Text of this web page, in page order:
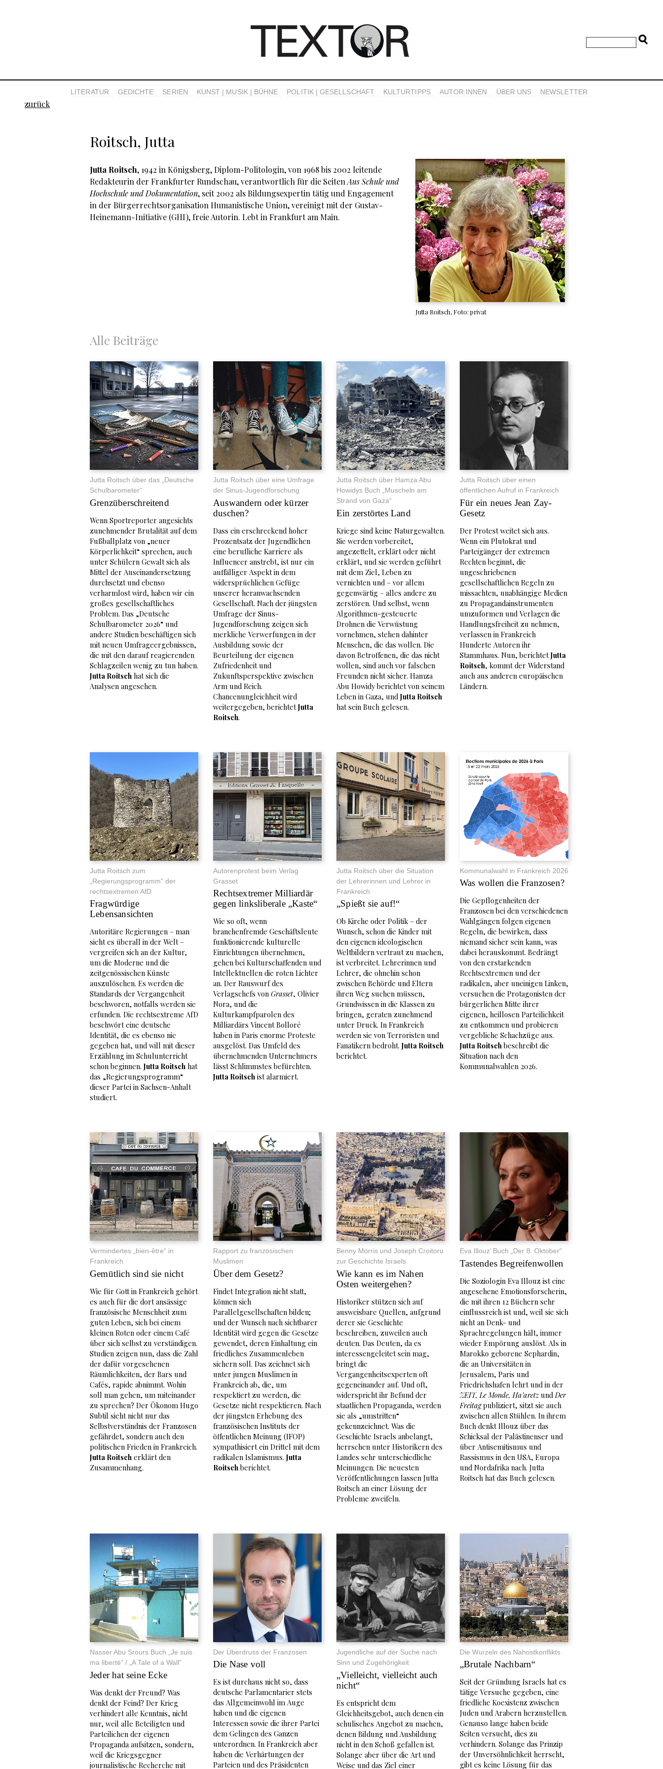
LITERATUR GEDICHTE SERIEN KUNST | MUSIK | BÜHNE POLITIK | GESELLSCHAFT KULTURTIPPS AUTOR:INNEN ÜBER UNS NEWSLETTER
zurück
Roitsch, Jutta
Jutta Roitsch, 1942 in Königsberg, Diplom-Politologin, von 1968 bis 2002 leitende
Redakteurin der Frankfurter Rundschau, verantwortlich für die Seiten Aus Schule und
Hochschule und Dokumentation, seit 2002 als Bildungsexpertin tätig und Engagement
in der Bürgerrechtsorganisation Humanistische Union, vereinigt mit der Gustav-
Heinemann-Initiative (GHI), freie Autorin. Lebt in Frankfurt am Main.
Jutta Roitsch, Foto: privat
Alle Beiträge
Jutta Roitsch über das „Deutsche
Schulbarometer“
Grenzüberschreitend
Wenn Sportreporter angesichts
zunehmender Brutalität auf dem
Fußballplatz von „neuer
Körperlichkeit“ sprechen, auch
unter Schülern Gewalt sich als
Mittel der Auseinandersetzung
durchsetzt und ebenso
verharmlost wird, haben wir ein
großes gesellschaftliches
Problem. Das „Deutsche
Schulbarometer 2026“ und
andere Studien beschäftigen sich
mit neuen Umfrageergebnissen,
die mit den darauf reagierenden
Schlagzeilen wenig zu tun haben.
Jutta Roitsch hat sich die
Analysen angesehen.
Jutta Roitsch über eine Umfrage
der Sinus-Jugendforschung
Auswandern oder kürzer
duschen?
Dass ein erschreckend hoher
Prozentsatz der Jugendlichen
eine berufliche Karriere als
Influencer anstrebt, ist nur ein
auffälliger Aspekt in dem
widersprüchlichen Gefüge
unserer heranwachsenden
Gesellschaft. Nach der jüngsten
Umfrage der Sinus-
Jugendforschung zeigen sich
merkliche Verwerfungen in der
Ausbildung sowie der
Beurteilung der eigenen
Zufriedenheit und
Zukunftsperspektive zwischen
Arm und Reich.
Chancenungleichheit wird
weitergegeben, berichtetJutta
Roitsch.
Jutta Roitsch über Hamza Abu
Howidys Buch „Muscheln am
Strand von Gaza“
Ein zerstörtes Land
Kriege sind keine Naturgewalten.
Sie werden vorbereitet,
angezettelt, erklärt oder nicht
erklärt, und sie werden geführt
mit dem Ziel, Leben zu
vernichten und – vor allem
gegenwärtig – alles andere zu
zerstören. Und selbst, wenn
Algorithmen-gesteuerte
Drohnen die Verwüstung
vornehmen, stehen dahinter
Menschen, die das wollen. Die
davon Betroffenen, die das nicht
wollen, sind auch vor falschen
Freunden nicht sicher. Hamza
Abu Howidy berichtet von seinem
Leben in Gaza, und Jutta Roitsch
hat sein Buch gelesen.
Jutta Roitsch über einen
öffentlichen Aufruf in Frankreich
Für ein neues Jean Zay-
Gesetz
Der Protest weitet sich aus.
Wenn ein Plutokrat und
Parteigänger der extremen
Rechten beginnt, die
ungeschriebenen
gesellschaftlichen Regeln zu
missachten, unabhängige Medien
zu Propagandainstrumenten
umzuformen und Verlagen die
Handlungsfreiheit zu nehmen,
verlassen in Frankreich
Hunderte Autoren ihr
Stammhaus. Nun, berichtetJutta
Roitsch, kommt der Widerstand
auch aus anderen europäischen
Ländern.
Jutta Roitsch zum
„Regierungsprogramm“ der
rechtsextremen AfD
Fragwürdige
Lebensansichten
Autoritäre Regierungen – man
sieht es überall in der Welt –
vergreifen sich an der Kultur,
um die Moderne und die
zeitgenössischen Künste
auszulöschen. Es werden die
Standards der Vergangenheit
beschworen, notfalls werden sie
erfunden. Die rechtsextreme AfD
beschwört eine deutsche
Identität, die es ebenso nie
gegeben hat, und will mit dieser
Erzählung im Schulunterricht
schon beginnen. Jutta Roitsch hat
das „Regierungsprogramm“
dieser Partei in Sachsen-Anhalt
studiert.
Autorenprotest beim Verlag
Grasset
Rechtsextremer Milliardär
gegen linksliberale „Kaste“
Wie so oft, wenn
branchenfremde Geschäftsleute
funktionierende kulturelle
Einrichtungen übernehmen,
gehen bei Kulturschaffenden und
Intellektuellen die roten Lichter
an. Der Rauswurf des
Verlagschefs von Grasset, Olivier
Nora, und die
Kulturkampfparolen des
Milliardärs Vincent Bolloré
haben in Paris enorme Proteste
ausgelöst. Das Umfeld des
übernehmenden Unternehmers
lässt Schlimmstes befürchten.
Jutta Roitsch ist alarmiert.
Jutta Roitsch über die Situation
der Lehrerinnen und Lehrer in
Frankreich
„Spießt sie auf!“
Ob Kirche oder Politik – der
Wunsch, schon die Kinder mit
den eigenen ideologischen
Weltbildern vertraut zu machen,
ist verbreitet. Lehrerinnen und
Lehrer, die ohnehin schon
zwischen Behörde und Eltern
ihren Weg suchen müssen,
Grundwissen in die Klassen zu
bringen, geraten zunehmend
unter Druck. In Frankreich
werden sie von Terroristen und
Fanatikern bedroht. Jutta Roitsch
berichtet.
Kommunalwahl in Frankreich 2026
Was wollen die Franzosen?
Die Gepflogenheiten der
Franzosen bei den verschiedenen
Wahlgängen folgen eigenen
Regeln, die bewirken, dass
niemand sicher sein kann, was
dabei herauskommt. Bedrängt
von den erstarkenden
Rechtsextremen und der
radikalen, aber uneinigen Linken,
versuchen die Protagonisten der
bürgerlichen Mitte ihrer
eigenen, heillosen Parteilichkeit
zu entkommen und probieren
vergebliche Schachzüge aus.
Jutta Roitschbeschreibt die
Situation nach den
Kommunalwahlen 2026.
Vermindertes „bien-être“ in
Frankreich
Gemütlich sind sie nicht
Wie für Gott in Frankreich gehört
es auch für die dort ansässige
französische Menschheit zum
guten Leben, sich bei einem
kleinen Roten oder einem Café
über sich selbst zu verständigen.
Studien zeigen nun, dass die Zahl
der dafür vorgesehenen
Räumlichkeiten, der Bars und
Cafés, rapide abnimmt. Wohin
soll man gehen, um miteinander
zu sprechen? Der Ökonom Hugo
Subtil sieht nicht nur das
Selbstverständnis der Franzosen
gefährdet, sondern auch den
politischen Frieden in Frankreich.
Jutta Roitsch erklärt den
Zusammenhang.
Rapport zu französischen
Muslimen
Über dem Gesetz?
Findet Integration nicht statt,
können sich
Parallelgesellschaften bilden;
und der Wunsch nach sichtbarer
Identität wird gegen die Gesetze
gewendet, deren Einhaltung ein
friedliches Zusammenleben
sichern soll. Das zeichnet sich
unter jungen Muslimen in
Frankreich ab, die, um
respektiert zu werden, die
Gesetze nicht respektieren. Nach
der jüngsten Erhebung des
französischen Instituts der
öffentlichen Meinung (IFOP)
sympathisiert ein Drittel mit dem
radikalen Islamismus. Jutta
Roitschberichtet.
Benny Morris und Joseph Croitoru
zur Geschichte Israels
Wie kann es im Nahen
Osten weitergehen?
Historiker stützen sich auf
ausweisbare Quellen, aufgrund
derer sie Geschichte
beschreiben, zuweilen auch
deuten. Das Deuten, da es
interessengeleitet sein mag,
bringt die
Vergangenheitsexperten oft
gegeneinander auf. Und oft,
widerspricht ihr Befund der
staatlichen Propaganda, werden
sie als „umstritten“
gekennzeichnet. Was die
Geschichte Israels anbelangt,
herrschen unter Historikern des
Landes sehr unterschiedliche
Meinungen. Die neuesten
Veröffentlichungen lassen Jutta
Roitsch an einer Lösung der
Probleme zweifeln.
Eva Illouz’ Buch „Der 8. Oktober“
Tastendes Begreifenwollen
Die Soziologin Eva Illouz ist eine
angesehene Emotionsforscherin,
die mit ihren 12 Büchern sehr
einflussreich ist und, weil sie sich
nicht an Denk- und
Sprachregelungen hält, immer
wieder Empörung auslöst. Als in
Marokko geborene Sephardin,
die an Universitäten in
Jerusalem, Paris und
Friedrichshafen lehrt und in der
ZEIT, Le Monde, Ha’aretzund Der
Freitagpubliziert, sitzt sie auch
zwischen allen Stühlen. In ihrem
Buch denkt Illouz über das
Schicksal der Palästinenser und
über Antisemitismus und
Rassismus in den USA, Europa
und Nordafrika nach. Jutta
Roitsch hat das Buch gelesen.
Nasser Abu Srours Buch „Je suis
ma liberté” / „A Tale of a Wall”
Jeder hat seine Ecke
Was denkt der Freund? Was
denkt der Feind? Der Krieg
verhindert alle Kenntnis, nicht
nur, weil alle Beteiligten und
Parteilichen der eigenen
Propaganda aufsitzen, sondern,
weil die Kriegsgegner
journalistische Recherche mit
Der Überdruss der Franzosen
Die Nase voll
Es ist durchaus nicht so, dass
deutsche Parlamentarier stets
das Allgemeinwohl im Auge
haben und die eigenen
Interessen sowie die ihrer Partei
dem Gelingen des Ganzen
unterordnen. In Frankreich aber
haben die Verhärtungen der
Parteien und des Präsidenten
Jugendliche auf der Suche nach
Sinn und Zugehörigkeit
„Vielleicht, vielleicht auch
nicht“
Es entspricht dem
Gleichheitsgebot, auch denen ein
schulisches Angebot zu machen,
denen Bildung und Ausbildung
nicht in den Schoß gefallen ist.
Solange aber über die Art und
Weise und das Ziel einer
Die Wurzeln des Nahostkonflikts
„Brutale Nachbarn“
Seit der Gründung Israels hat es
tätige Versuche gegeben, eine
friedliche Koexistenz zwischen
Juden und Arabern herzustellen.
Genauso lange haben beide
Seiten versucht, dies zu
verhindern. Solange das Prinzip
der Unversöhnlichkeit herrscht,
gibt es keine Lösung für das